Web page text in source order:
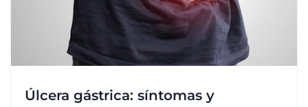
Úlcera gástrica: síntomas y